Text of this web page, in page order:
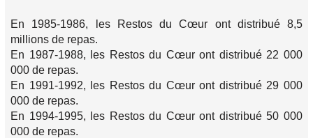
En 1985-1986, les Restos du Cœur ont distribué 8,5
millions de repas.
En 1987-1988, les Restos du Cœur ont distribué 22 000
000 de repas.
En 1991-1992, les Restos du Cœur ont distribué 29 000
000 de repas.
En 1994-1995, les Restos du Cœur ont distribué 50 000
000 de repas.